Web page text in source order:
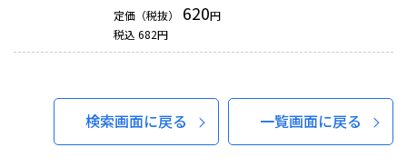
定価（税抜）
620円
税込 682円
検索画面に戻る 一覧画面に戻る